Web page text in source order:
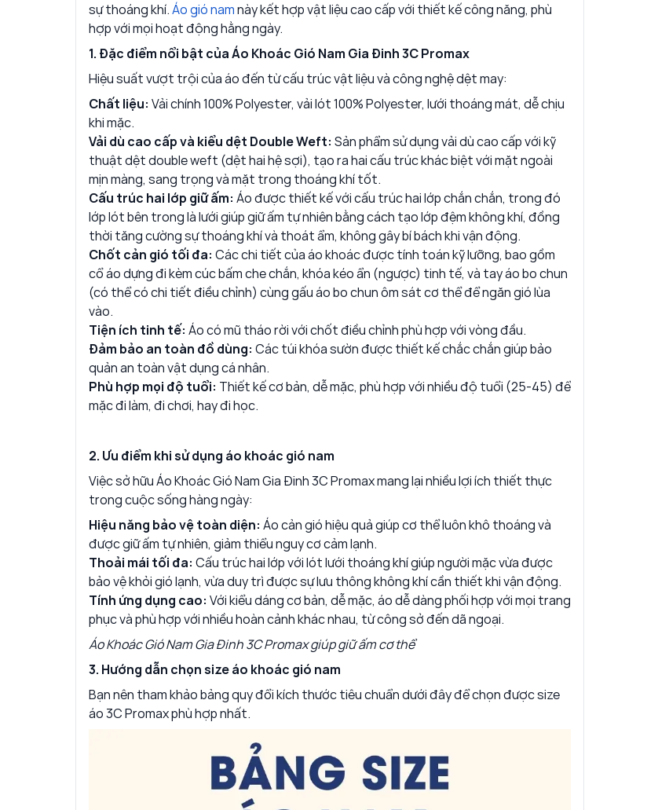
sự thoáng khí.Áo gió namnày kết hợp vật liệu cao cấp với thiết kế công năng, phù
hợp với mọi hoạt động hằng ngày.
1. Đặc điểm nổi bật của Áo Khoác Gió Nam Gia Đinh 3C Promax
Hiệu suất vượt trội của áo đến từ cấu trúc vật liệu và công nghệ dệt may:
Chất liệu: Vải chính 100% Polyester, vải lót 100% Polyester, lưới thoáng mát, dễ chịu
khi mặc.
Vải dù cao cấp và kiểu dệt Double Weft: Sản phẩm sử dụng vải dù cao cấp với kỹ
thuật dệt double weft (dệt hai hệ sợi), tạo ra hai cấu trúc khác biệt với mặt ngoài
mịn màng, sang trọng và mặt trong thoáng khí tốt.
Cấu trúc hai lớp giữ ấm: Áo được thiết kế với cấu trúc hai lớp chắn chắn, trong đó
lớp lót bên trong là lưới giúp giữ ấm tự nhiên bằng cách tạo lớp đệm không khí, đồng
thời tăng cường sự thoáng khí và thoát ẩm, không gây bí bách khi vận động.
Chốt cản gió tối đa: Các chi tiết của áo khoác được tính toán kỹ lưỡng, bao gồm
cổ áo dựng đi kèm cúc bấm che chắn, khóa kéo ẩn (ngược) tinh tế, và tay áo bo chun
(có thể có chi tiết điều chỉnh) cùng gấu áo bo chun ôm sát cơ thể để ngăn gió lùa
vào.
Tiện ích tinh tế: Áo có mũ tháo rời với chốt điều chỉnh phù hợp với vòng đầu.
Đảm bảo an toàn đồ dùng: Các túi khóa sườn được thiết kế chắc chắn giúp bảo
quản an toàn vật dụng cá nhân.
Phù hợp mọi độ tuổi: Thiết kế cơ bản, dễ mặc, phù hợp với nhiều độ tuổi (25-45) để
mặc đi làm, đi chơi, hay đi học.
2. Ưu điểm khi sử dụng áo khoác gió nam
Việc sở hữu Áo Khoác Gió Nam Gia Đinh 3C Promax mang lại nhiều lợi ích thiết thực
trong cuộc sống hàng ngày:
Hiệu năng bảo vệ toàn diện: Áo cản gió hiệu quả giúp cơ thể luôn khô thoáng và
được giữ ấm tự nhiên, giảm thiểu nguy cơ cảm lạnh.
Thoải mái tối đa: Cấu trúc hai lớp với lót lưới thoáng khí giúp người mặc vừa được
bảo vệ khỏi gió lạnh, vừa duy trì được sự lưu thông không khí cần thiết khi vận động.
Tính ứng dụng cao: Với kiểu dáng cơ bản, dễ mặc, áo dễ dàng phối hợp với mọi trang
phục và phù hợp với nhiều hoàn cảnh khác nhau, từ công sở đến dã ngoại.
Áo Khoác Gió Nam Gia Đinh 3C Promax giúp giữ ấm cơ thể
3. Hướng dẫn chọn size áo khoác gió nam
Bạn nên tham khảo bảng quy đổi kích thước tiêu chuẩn dưới đây để chọn được size
áo 3C Promax phù hợp nhất.